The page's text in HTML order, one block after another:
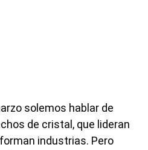
solemos hablar de
de cristal, que lideran
industrias. Pero